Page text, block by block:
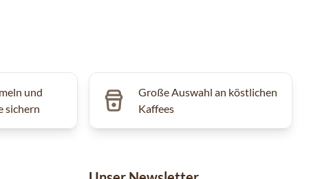
und
sichern
Große Auswahl an köstlichen
Kaffees